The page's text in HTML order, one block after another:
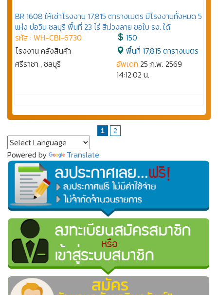
BR 1608 ให้เช่าโรงงาน 17,815 ตารางเมตร มีโรงงานทั้งหมด 5
แห่ง บ่อวิน ชลบุรี พื้นที่ 23 ไร่ สีม่วงลาย ขอใบ รง. ใด้
รหัส : WH-CBI-6730
โรงงาน คลังสินค้า
ศรีราชา , ชลบุรี
150
พื้นที่ 17,815 ตารางเมตร
อัพเดท 25 ก.พ. 2569
14:12:02 น.
1 2
Powered by Translate